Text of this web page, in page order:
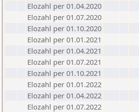
Elozahl per 01.04.2020
Elozahl per 01.07.2020
Elozahl per 01.10.2020
Elozahl per 01.01.2021
Elozahl per 01.04.2021
Elozahl per 01.07.2021
Elozahl per 01.10.2021
Elozahl per 01.01.2022
Elozahl per 01.04.2022
Elozahl per 01.07.2022